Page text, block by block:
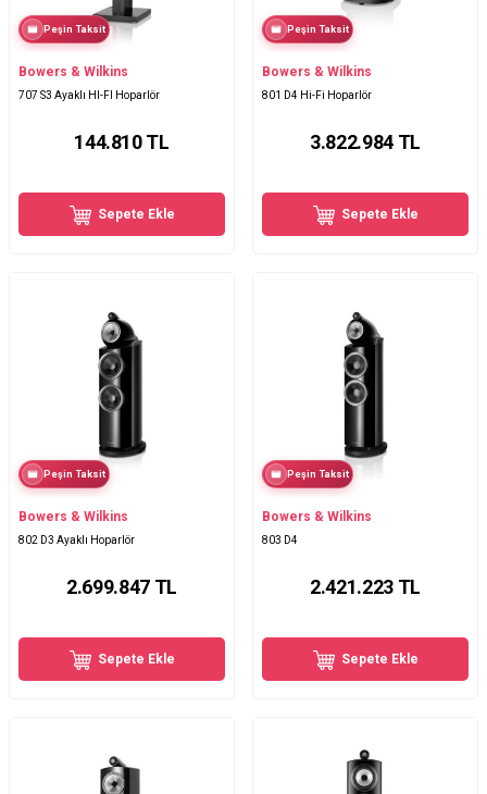
Peşin Taksit
Bowers & Wilkins
707 S3 Ayaklı HI-FI Hoparlör
144.810TL
Sepete Ekle
Peşin Taksit
Bowers & Wilkins
801 D4 Hi-Fi Hoparlör
3.822.984TL
Sepete Ekle
Peşin Taksit
Bowers & Wilkins
802 D3 Ayaklı Hoparlör
2.699.847TL
Sepete Ekle
Peşin Taksit
Bowers & Wilkins
803 D4
2.421.223TL
Sepete Ekle